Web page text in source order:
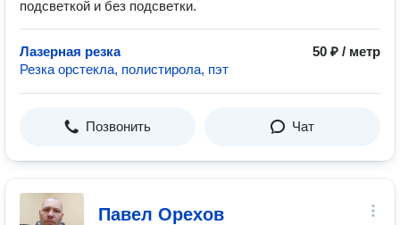
подсветкой и без подсветки.
Лазерная резка
50 ₽ / метр
Резка орстекла, полистирола, пэт
Позвонить Чат
Павел Орехов